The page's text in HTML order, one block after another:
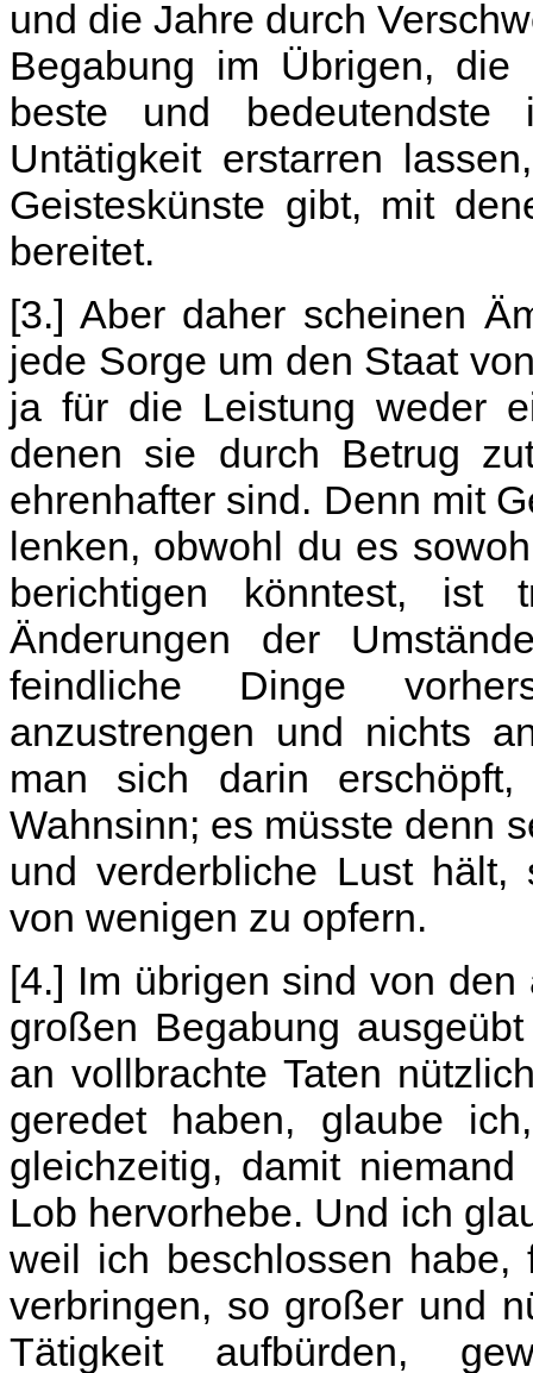
und die Jahre durch
Begabung im Übrigen,
beste und
Untätigkeit erstarren
Geisteskünste gibt, mit
bereitet.
[3.] Aber daher scheinen
jede Sorge um den Staat
ja für die Leistung weder
denen sie durch Betrug
ehrenhafter sind. Denn mit
lenken, obwohl du es
berichtigen könntest,
Änderungen der
feindliche Dinge
anzustrengen und nichts
man sich darin
Wahnsinn; es müsste denn
und verderbliche Lust
von wenigen zu opfern.
[4.] Im übrigen sind von
großen Begabung
an vollbrachte Taten
geredet haben, glaube
gleichzeitig, damit
Lob hervorhebe. Und ich
weil ich beschlossen
verbringen, so großer und
Tätigkeit aufbürden,